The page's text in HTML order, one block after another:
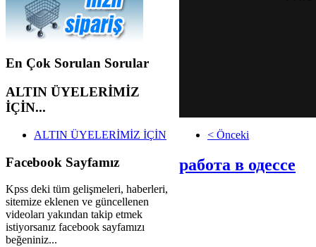
En Çok Sorulan Sorular
ALTIN ÜYELERİMİZ
İÇİN...
ALTIN ÜYELERİMİZ İÇİN
Facebook Sayfamız
Kpss deki tüm gelişmeleri, haberleri,
sitemize eklenen ve güncellenen
videoları yakından takip etmek
istiyorsanız facebook sayfamızı
beğeniniz...
< Önceki
работа в одессе